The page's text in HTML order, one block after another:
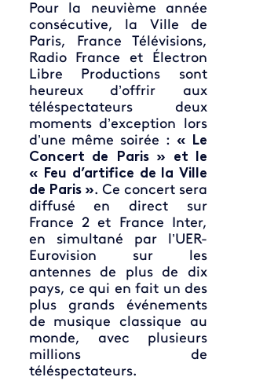
Pour la neuvième année
consécutive, la Ville de
Paris, France Télévisions,
Radio France et Électron
Libre Productions sont
heureux d’offrir aux
téléspectateurs deux
moments d’exception lors
d’une même soirée :« Le
Concert de Paris » et le
« Feu d’artifice de la Ville
de Paris ». Ce concert sera
diffusé en direct sur
France 2 et France Inter,
en simultané par l’UER-
Eurovision sur les
antennes de plus de dix
pays, ce qui en fait un des
plus grands événements
de musique classique au
monde, avec plusieurs
millions de
téléspectateurs.